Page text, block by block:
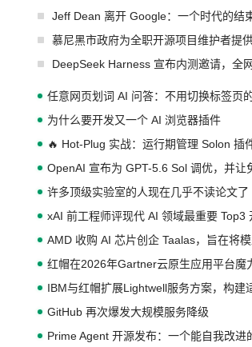
Jeff Dean 离开 Google：一个时代的结
慕尼黑市政府为全职开源项目维护者提
DeepSeek Harness 宣布内测邀请，全
任意网页划词 AI 问答：不用切换标签页
为什么要开发又一个 AI 浏览器插件
🔥 Hot-Plug 实战：运行期管理 Solon 插
OpenAI 宣布为 GPT-5.6 Sol 调优，并让
许多顶级实验室的人现在几乎不读论文了
xAI 前工程师评现代 AI 领域最重要 Top3
AMD 收购 AI 芯片创企 Taalas，旨在将
红帽在2026年Gartner云原生应用平台魔
IBM与红帽扩展Lightwell服务方案，构建
GitHub 再次爆发大规模服务降级
Prime Agent 开源发布：一个能自我改